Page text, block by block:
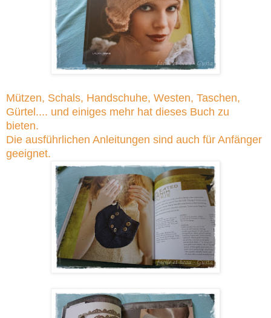
Mützen, Schals, Handschuhe, Westen, Taschen,
Gürtel.... und einiges mehr hat dieses Buch zu
bieten.
Die ausführlichen Anleitungen sind auch für Anfänger
geeignet.